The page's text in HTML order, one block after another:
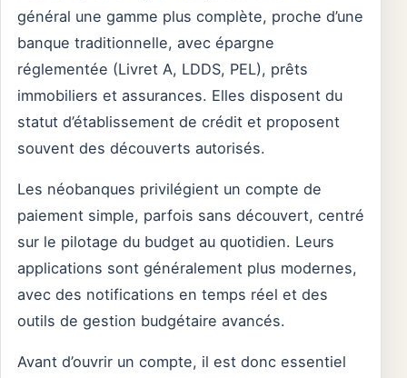
général une gamme plus complète, proche d’une
banque traditionnelle, avec épargne
réglementée (Livret A, LDDS, PEL), prêts
immobiliers et assurances. Elles disposent du
statut d’établissement de crédit et proposent
souvent des découverts autorisés.
Les néobanques privilégient un compte de
paiement simple, parfois sans découvert, centré
sur le pilotage du budget au quotidien. Leurs
applications sont généralement plus modernes,
avec des notifications en temps réel et des
outils de gestion budgétaire avancés.
Avant d’ouvrir un compte, il est donc essentiel